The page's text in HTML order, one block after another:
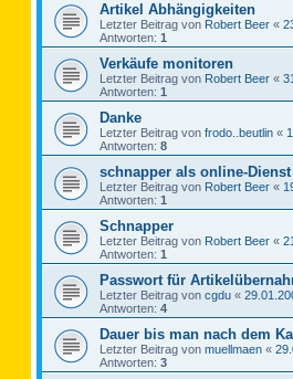
Artikel Abhängigkeiten
Letzter Beitrag von Robert Beer «
Antworten: 1
Verkäufe monitoren
Letzter Beitrag von Robert Beer «
Antworten: 1
Danke
Letzter Beitrag von frodo..beutlin «
Antworten: 8
schnapper als online-
Letzter Beitrag von Robert Beer «
Antworten: 1
Schnapper
Letzter Beitrag von Robert Beer «
Antworten: 1
Passwort für
Letzter Beitrag von cgdu «
Antworten: 4
Dauer bis man nach dem
Letzter Beitrag von muellmaen «
Antworten: 3